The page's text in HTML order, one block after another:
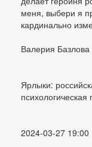
меня, выбери я
кардинально
Валерия Базлова
Ярлыки:
психологическая
2024-03-27 19:00